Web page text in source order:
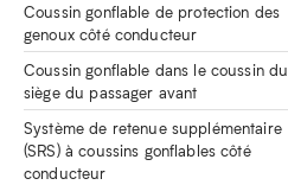
Coussin gonflable de protection des
genoux côté conducteur
Coussin gonflable dans le coussin du
siège du passager avant
Système de retenue supplémentaire
(SRS) à coussins gonflables côté
conducteur